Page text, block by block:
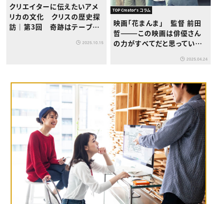
クリエイターに伝えたいアメ
リカの文化 クリスの歴史探
訪｜第3回 奇跡はテーブル
2025.10.15
TOP Creator's コラム
映画「花まんま」 監督 前田
哲———この映画は俳優さん
の力がすべてだと思っていま
2025.04.24